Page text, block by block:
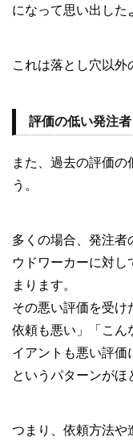
になって思い出した
これは落とし穴以外
評価の低い発注者
また、過去の評価の
う。
多くの場合、発注者
ウドワーカーに対し
まります。
その悪い評価を受け
依頼も悪い」「こん
イアントも悪い評価
というパターンがほ
つまり、依頼方法や